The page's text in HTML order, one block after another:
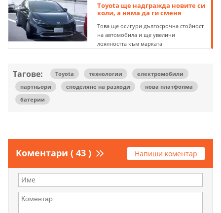
Toyota ще надгражда новите си
коли, а няма да ги сменя
Това ще осигури дългосрочна стойност
на автомобила и ще увеличи
лоялността към марката
Тагове: Toyota технологии
електромобили
партньори
споделяне на разходи
нова платфопма
батерии
Коментари ( 43 ) Напиши коментар